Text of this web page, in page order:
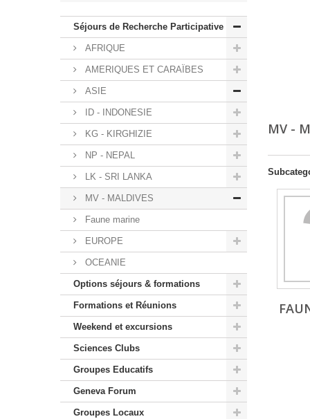
Séjours de Recherche Participative
AFRIQUE
AMERIQUES ET CARAÏBES
ASIE
ID - INDONESIE
KG - KIRGHIZIE
NP - NEPAL
LK - SRI LANKA
MV - MALDIVES
Faune marine
EUROPE
OCEANIE
Options séjours & formations
Formations et Réunions
Weekend et excursions
Sciences Clubs
Groupes Educatifs
Geneva Forum
Groupes Locaux
MV -